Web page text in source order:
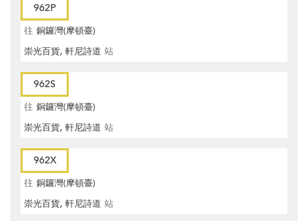
962P
往 銅鑼灣(摩頓臺)
崇光百貨, 軒尼詩道 站
962S
往 銅鑼灣(摩頓臺)
崇光百貨, 軒尼詩道 站
962X
往 銅鑼灣(摩頓臺)
崇光百貨, 軒尼詩道 站